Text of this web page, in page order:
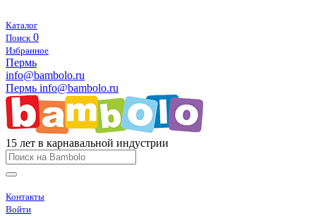
Каталог
Поиск 0
Избранное
Пермь
info@bambolo.ru
Пермь info@bambolo.ru
15 лет в карнавальной индустрии
Контакты
Войти